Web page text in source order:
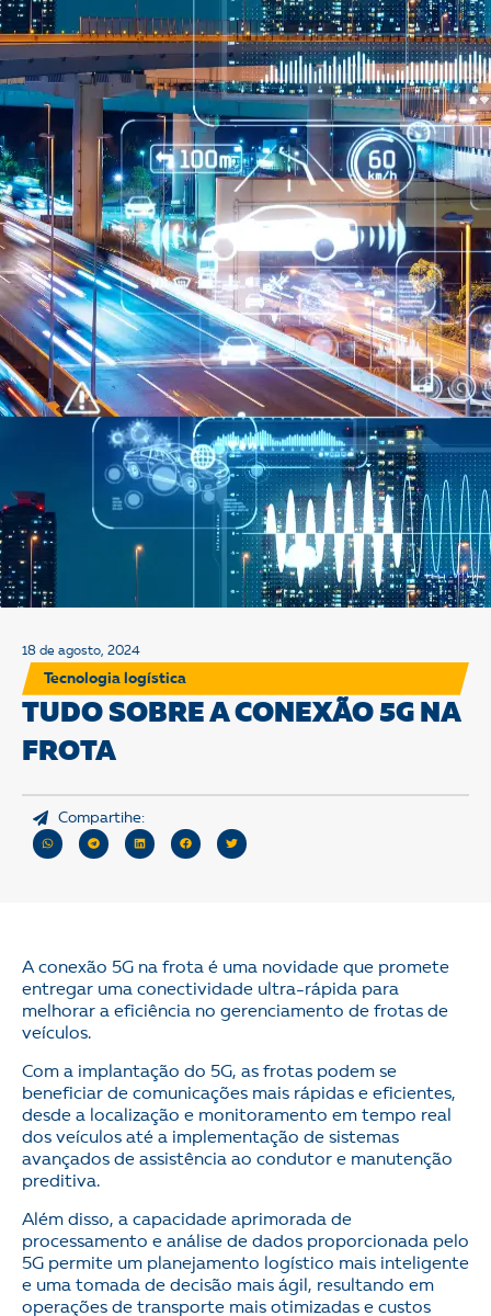
18 de agosto, 2024
Tecnologia logística
TUDO SOBRE A CONEXÃO 5G NA
FROTA
Compartihe:
A conexão 5G na frota é uma novidade que promete
entregar uma conectividade ultra-rápida para
melhorar a eficiência no gerenciamento de frotas de
veículos.
Com a implantação do 5G, as frotas podem se
beneficiar de comunicações mais rápidas e eficientes,
desde a localização e monitoramento em tempo real
dos veículos até a implementação de sistemas
avançados de assistência ao condutor e manutenção
preditiva.
Além disso, a capacidade aprimorada de
processamento e análise de dados proporcionada pelo
5G permite um planejamento logístico mais inteligente
e uma tomada de decisão mais ágil, resultando em
operações de transporte mais otimizadas e custos